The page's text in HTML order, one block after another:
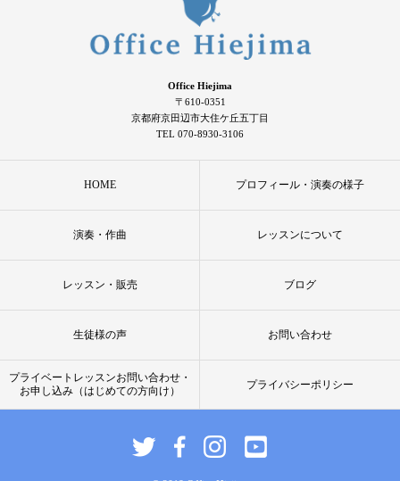
Office Hiejima
〒610-0351
京都府京田辺市大住ケ丘五丁目
TEL 070-8930-3106
HOME プロフィール・演奏の様子
演奏・作曲 レッスンについて
レッスン・販売 ブログ
生徒様の声 お問い合わせ
プライベートレッスンお問い合わせ・
お申し込み（はじめての方向け）
プライバシーポリシー